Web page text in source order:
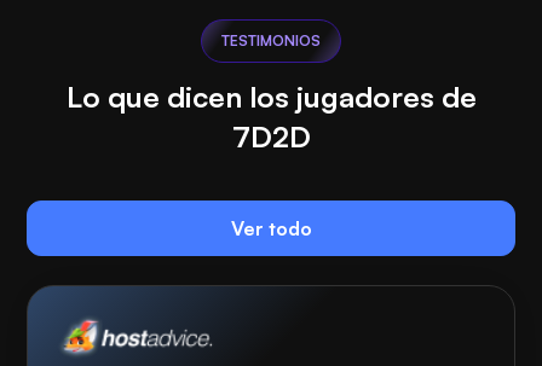
TESTIMONIOS
Lo que dicen los jugadores de
7D2D
Ver todo